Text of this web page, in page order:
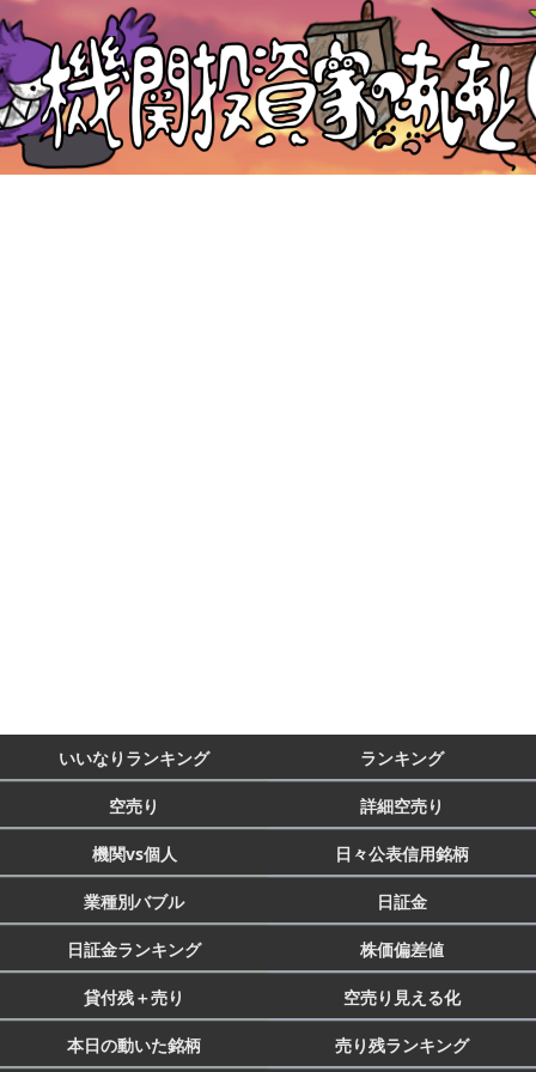
いいなりランキング ランキング
空売り 詳細空売り
機関vs個人 日々公表信用銘柄
業種別バブル 日証金
日証金ランキング 株価偏差値
貸付残＋売り 空売り見える化
本日の動いた銘柄 売り残ランキング